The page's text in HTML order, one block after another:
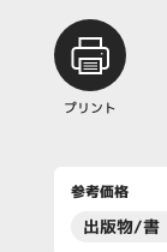
プリント
参考価格
出版物/書